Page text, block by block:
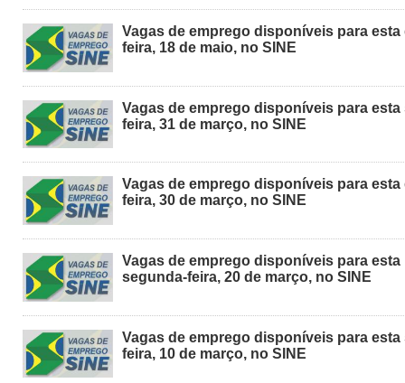
Vagas de emprego disponíveis para esta
feira, 18 de maio, no SINE
Vagas de emprego disponíveis para esta
feira, 31 de março, no SINE
Vagas de emprego disponíveis para esta
feira, 30 de março, no SINE
Vagas de emprego disponíveis para esta
segunda-feira, 20 de março, no SINE
Vagas de emprego disponíveis para esta
feira, 10 de março, no SINE